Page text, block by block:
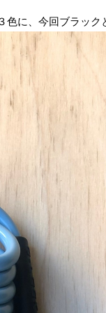
に、今回ブラック